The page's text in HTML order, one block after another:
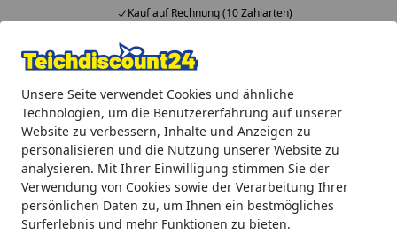
Unsere Seite verwendet Cookies und ähnliche
Technologien, um die Benutzererfahrung auf unserer
Website zu verbessern, Inhalte und Anzeigen zu
personalisieren und die Nutzung unserer Website zu
analysieren. Mit Ihrer Einwilligung stimmen Sie der
Verwendung von Cookies sowie der Verarbeitung Ihrer
persönlichen Daten zu, um Ihnen ein bestmögliches
Surferlebnis und mehr Funktionen zu bieten.
Kauf auf Rechnung (10 Zahlarten)
Alle Produkte
Mein Konto
Suchen
Startseite
Aquaristik biOrb Zubehör biOrb Seestern Set 3 pink
biOrb Seestern Set 3 pink (46136)